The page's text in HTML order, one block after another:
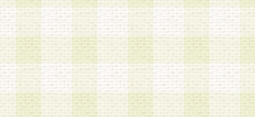
4.会員は、複数のログインＩＤ
いものとします。
第4条 ログインIDおよびパスワ
1.会員は、会員登録後、本サイ
加する際には、前条に基づき当